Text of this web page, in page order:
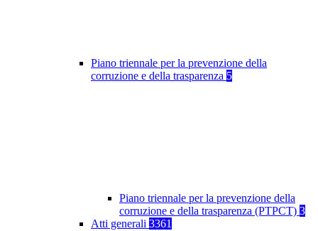
Piano triennale per la prevenzione della
corruzione e della trasparenza 5
Piano triennale per la prevenzione della
corruzione e della trasparenza (PTPCT) 3
Atti generali 3361